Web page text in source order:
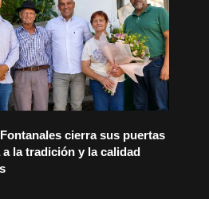
cierra sus puertas
la tradición y la calidad